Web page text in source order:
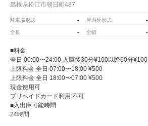
島根県松江市朝日町487
駐車場形式 - 屋内外形式 -
全長 - 全幅 -
■料金
全日 00:00〜24:00 入庫後30分¥100以降60分¥100
上限料金 全日 07:00〜18:00 ¥500
上限料金 全日 18:00〜07:00 ¥500
現金使用可
プリペイドカード利用:不可
■入出庫可能時間
24時間